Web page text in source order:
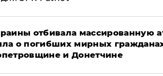
отбивала массированную
о погибших мирных
и Донетчине